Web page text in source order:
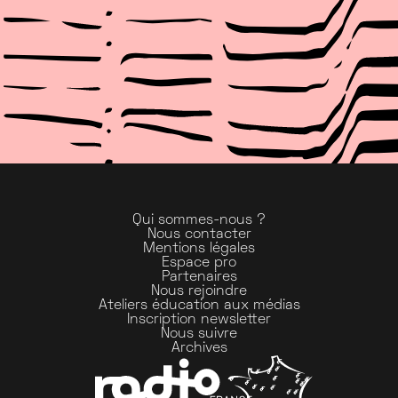
Qui sommes-nous ?
Nous contacter
Mentions légales
Espace pro
Partenaires
Nous rejoindre
Ateliers éducation aux médias
Inscription newsletter
Nous suivre
Archives